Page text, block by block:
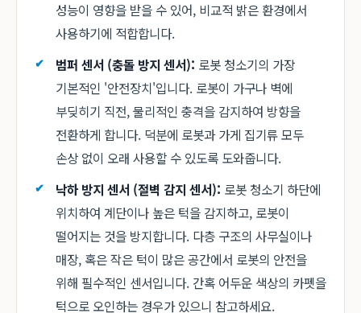
성능이 영향을 받을 수 있어, 비교적 밝은 환경에서
사용하기에 적합합니다.
범퍼 센서 (충돌 방지 센서): 로봇 청소기의 가장
기본적인 '안전장치'입니다. 로봇이 가구나 벽에
부딪히기 직전, 물리적인 충격을 감지하여 방향을
전환하게 합니다. 덕분에 로봇과 가게 집기류 모두
손상 없이 오래 사용할 수 있도록 도와줍니다.
낙하 방지 센서 (절벽 감지 센서): 로봇 청소기 하단에
위치하여 계단이나 높은 턱을 감지하고, 로봇이
떨어지는 것을 방지합니다. 다층 구조의 사무실이나
매장, 혹은 작은 턱이 많은 공간에서 로봇의 안전을
위해 필수적인 센서입니다. 간혹 어두운 색상의 카펫을
턱으로 오인하는 경우가 있으니 참고하세요.